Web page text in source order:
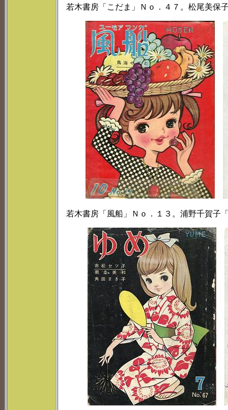
若木書房「こだま」Ｎｏ．４７。松尾美保
若木書房「風船」Ｎｏ．１３。浦野千賀子